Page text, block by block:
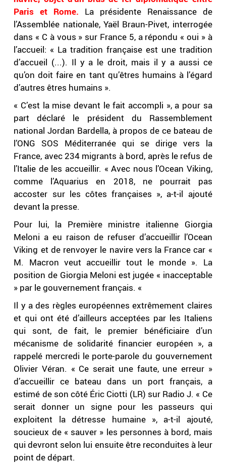
Paris et Rome.
La présidente Renaissance de
l’Assemblée nationale, Yaël Braun-Pivet, interrogée
dans « C à vous » sur France 5, a répondu « oui » à
l’accueil: « La tradition française est une tradition
d’accueil (...). Il y a le droit, mais il y a aussi ce
qu’on doit faire en tant qu’êtres humains à l’égard
d’autres êtres humains ».
« C’est la mise devant le fait accompli », a pour sa
part déclaré le président du Rassemblement
national Jordan Bardella, à propos de ce bateau de
l’ONG SOS Méditerranée qui se dirige vers la
France, avec 234 migrants à bord, après le refus de
l’Italie de les accueillir. « Avec nous l’Ocean Viking,
comme l’Aquarius en 2018, ne pourrait pas
accoster sur les côtes françaises », a-t-il ajouté
devant la presse.
Pour lui, la Première ministre italienne Giorgia
Meloni a eu raison de refuser d’accueillir l’Ocean
Viking et de renvoyer le navire vers la France car «
M. Macron veut accueillir tout le monde ». La
position de Giorgia Meloni est jugée « inacceptable
» par le gouvernement français. «
Il y a des règles européennes extrêmement claires
et qui ont été d’ailleurs acceptées par les Italiens
qui sont, de fait, le premier bénéficiaire d’un
mécanisme de solidarité financier européen », a
rappelé mercredi le porte-parole du gouvernement
Olivier Véran. « Ce serait une faute, une erreur »
d’accueillir ce bateau dans un port français, a
estimé de son côté Éric Ciotti (LR) sur Radio J. « Ce
serait donner un signe pour les passeurs qui
exploitent la détresse humaine », a-t-il ajouté,
soucieux de « sauver » les personnes à bord, mais
qui devront selon lui ensuite être reconduites à leur
point de départ.